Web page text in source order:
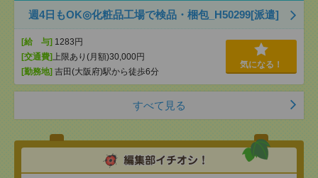
週4日もOK◎化粧品工場で検品・梱包_H50299[派遣]
[給 与] 1283円
[交通費] 上限あり(月額)30,000円
[勤務地] 吉田(大阪府)駅から徒歩6分
気になる！
すべて見る